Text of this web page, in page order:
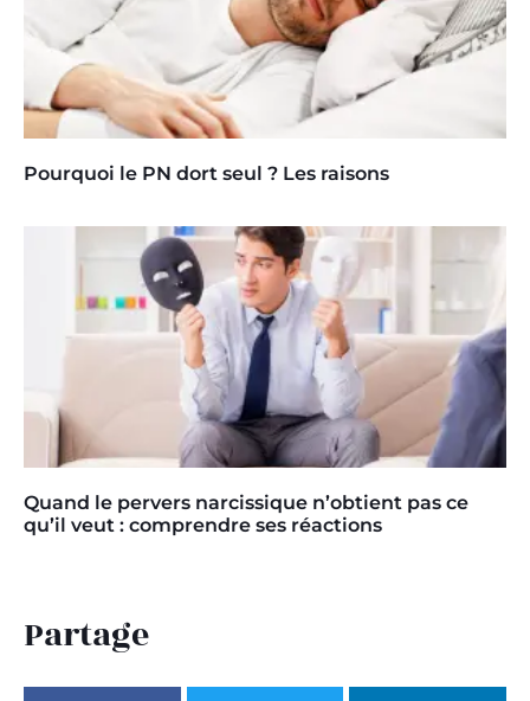
Pourquoi le PN dort seul ? Les raisons
Quand le pervers narcissique n’obtient pas ce
qu’il veut : comprendre ses réactions
Partage